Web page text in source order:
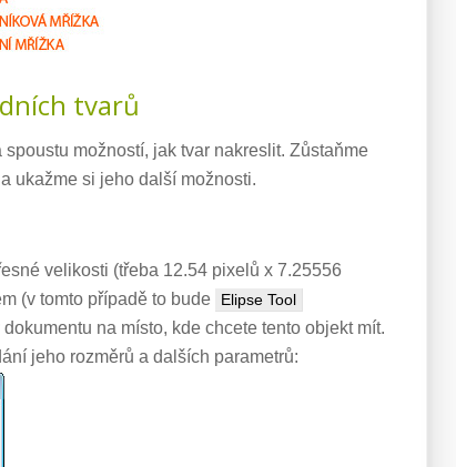
tvarů
možností, jak tvar nakreslit. Zůstaňme
ukažme si jeho další možnosti.
velikosti (třeba 12.54 pixelů x 7.25556
(v tomto případě to bude
Elipse Tool
na místo, kde chcete tento objekt mít.
jeho rozměrů a dalších parametrů: